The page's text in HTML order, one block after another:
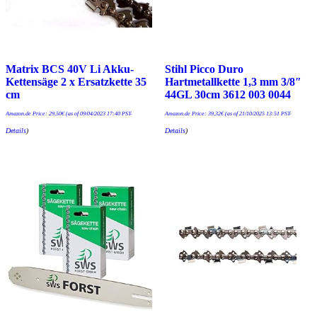
Matrix BCS 40V Li Akku-
Kettensäge 2 x Ersatzkette 35
cm
Amazon.de Price: 29,50€(as of 09/04/2023 17:40 PST-
Details)
Stihl Picco Duro
Hartmetallkette 1,3 mm 3/8″
44GL 30cm 3612 003 0044
Amazon.de Price: 39,32€(as of 21/10/2025 13:51 PST-
Details)